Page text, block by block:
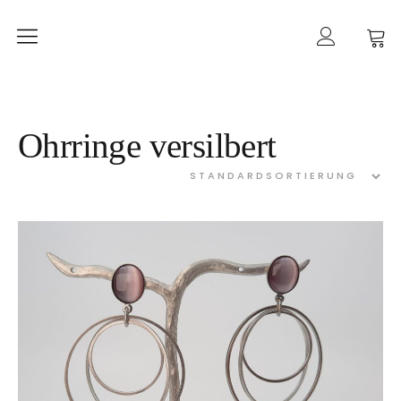
Shop
Ketten
Armbänder
Taschen
Kategorien
Ohrringe versilbert